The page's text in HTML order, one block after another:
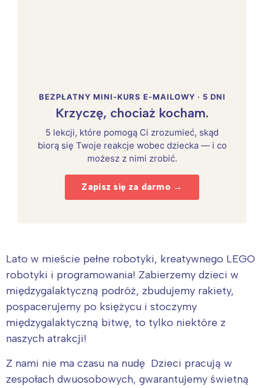
BEZPŁATNY MINI-KURS E-MAILOWY · 5 DNI
Krzyczę, chociaż kocham.
5 lekcji, które pomogą Ci zrozumieć, skąd
biorą się Twoje reakcje wobec dziecka — i co
możesz z nimi zrobić.
Zapisz się za darmo →
Lato w mieście pełne robotyki, kreatywnego LEGO
robotyki i programowania! Zabierzemy dzieci w
międzygalaktyczną podróż, zbudujemy rakiety,
pospacerujemy po księżycu i stoczymy
międzygalaktyczną bitwę, to tylko niektóre z
naszych atrakcji!
Z nami nie ma czasu na nudę Dzieci pracują w
zespołach dwuosobowych, gwarantujemy świetną